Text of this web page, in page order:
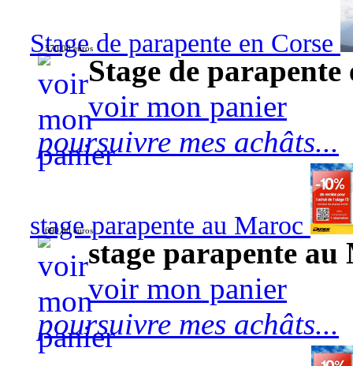
Stage de parapente en Corse
570,00 euros
Stage de
voir mon panier
poursuivre mes achâts...
stage parapente au Maroc
690,00 euros
stage parapente
voir mon panier
poursuivre mes achâts...